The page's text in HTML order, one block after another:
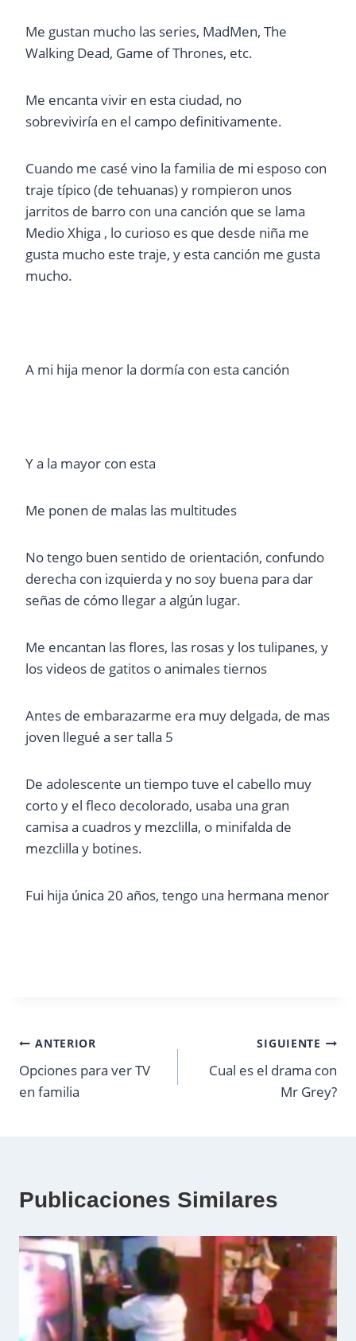
Me gustan mucho las series, MadMen, The
Walking Dead, Game of Thrones, etc.
Me encanta vivir en esta ciudad, no
sobreviviría en el campo definitivamente.
Cuando me casé vino la familia de mi esposo con
traje típico (de tehuanas) y rompieron unos
jarritos de barro con una canción que se lama
Medio Xhiga , lo curioso es que desde niña me
gusta mucho este traje, y esta canción me gusta
mucho.
A mi hija menor la dormía con esta canción
Y a la mayor con esta
Me ponen de malas las multitudes
No tengo buen sentido de orientación, confundo
derecha con izquierda y no soy buena para dar
señas de cómo llegar a algún lugar.
Me encantan las flores, las rosas y los tulipanes, y
los videos de gatitos o animales tiernos
Antes de embarazarme era muy delgada, de mas
joven llegué a ser talla 5
De adolescente un tiempo tuve el cabello muy
corto y el fleco decolorado, usaba una gran
camisa a cuadros y mezclilla, o minifalda de
mezclilla y botines.
Fui hija única 20 años, tengo una hermana menor
Navegación
de
ANTERIOR
Opciones para ver TV
en familia
SIGUIENTE
Cual es el drama con
Mr Grey?
Publicaciones Similares